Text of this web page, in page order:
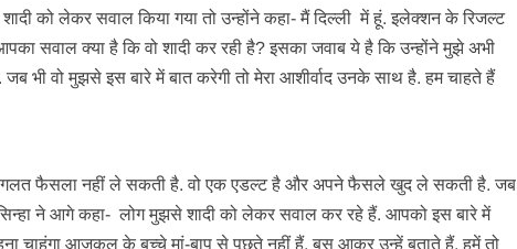
को लेकर सवाल किया गया तो उन्होंने कहा- मैं दिल्ली में हूं. इलेक्शन के रिजल्ट
सवाल क्या है कि वो शादी कर रही है? इसका जवाब ये है कि उन्होंने मुझे अभी
भी वो मुझसे इस बारे में बात करेगी तो मेरा आशीर्वाद उनके साथ है. हम चाहते हैं
गलत फैसला नहीं ले सकती है. वो एक एडल्ट है और अपने फैसले खुद ले सकती है. जब
ने आगे कहा- लोग मुझसे शादी को लेकर सवाल कर रहे हैं. आपको इस बारे में
चाहूंगा आजकल के बच्चे मां-बाप से पूछते नहीं हैं, बस आकर उन्हें बताते हैं. हमें तो